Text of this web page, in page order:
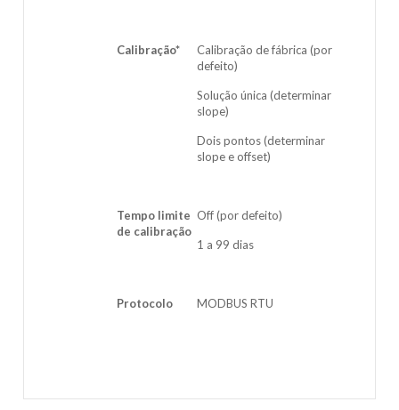
Calibração*
Calibração de fábrica (por
defeito)
Solução única (determinar
slope)
Dois pontos (determinar
slope e offset)
Tempo limite
de calibração
Off (por defeito)
1 a 99 dias
Protocolo MODBUS RTU